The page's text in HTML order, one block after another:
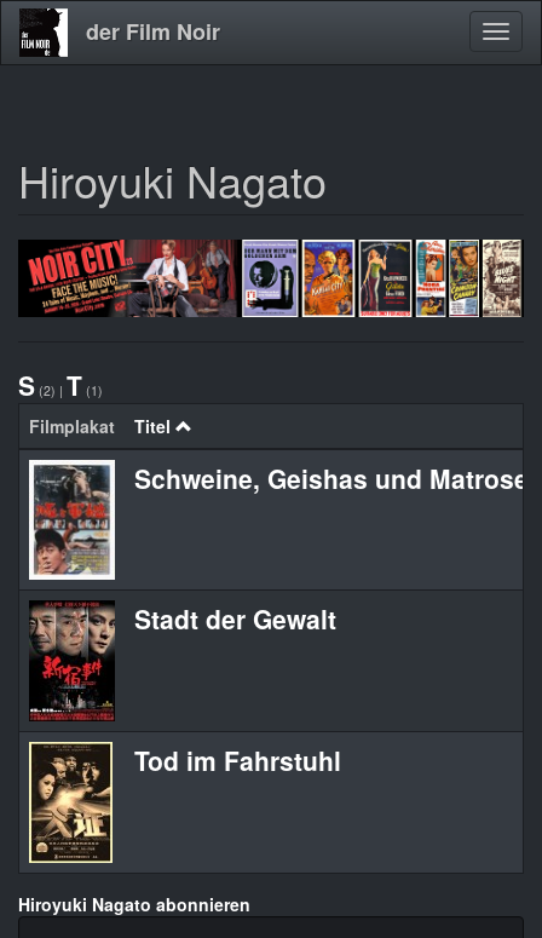
Direkt
zum
der Film Noir
Hiroyuki Nagato
S (2) | T (1)
Filmplakat Titel
Schweine, Geishas und
Stadt der Gewalt
Tod im Fahrstuhl
Hiroyuki Nagato abonnieren